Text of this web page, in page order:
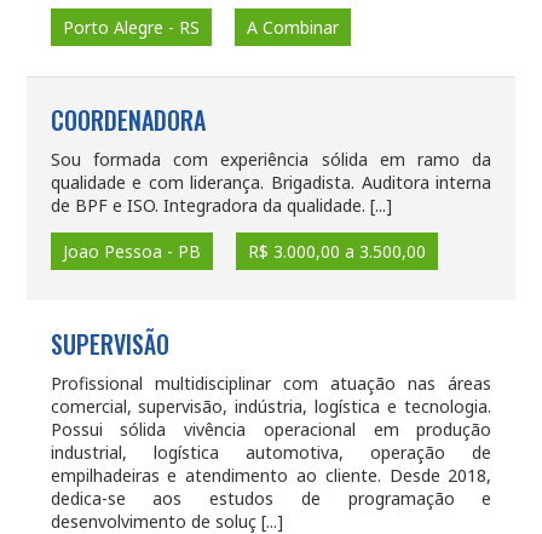
Porto Alegre - RS A Combinar
COORDENADORA
Sou formada com experiência sólida em ramo da
qualidade e com liderança. Brigadista. Auditora interna
de BPF e ISO. Integradora da qualidade. [...]
Joao Pessoa - PB
R$ 3.000,00 a 3.500,00
SUPERVISÃO
Profissional multidisciplinar com atuação nas áreas
comercial, supervisão, indústria, logística e tecnologia.
Possui sólida vivência operacional em produção
industrial, logística automotiva, operação de
empilhadeiras e atendimento ao cliente. Desde 2018,
dedica-se aos estudos de programação e
desenvolvimento de soluç [...]